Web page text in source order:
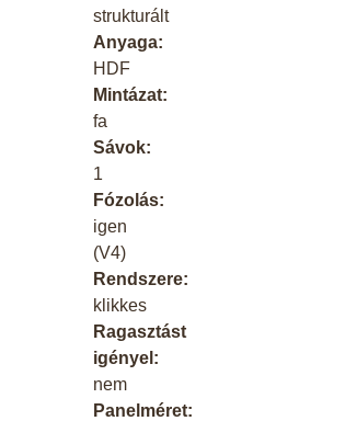
strukturált
Anyaga:
HDF
Mintázat:
fa
Sávok:
1
Fózolás:
igen
(V4)
Rendszere:
klikkes
Ragasztást
igényel:
nem
Panelméret: